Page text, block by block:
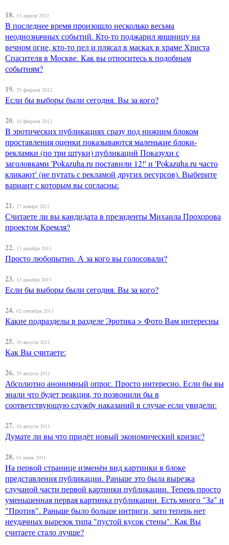
18. 11 апреля 2012
В последнее время произошло несколько весьма
неоднозначных событий. Кто-то поджарил яишницу на
вечном огне, кто-то пел и плясал в масках в храме Христа
Спасителя в Москве. Как вы относитесь к подобным
событиям?
19. 29 февраля 2012
Если бы выборы были сегодня. Вы за кого?
20. 10 февраля 2012
В эротических публикациях сразу под нижним блоком
проставления оценки показываются маленькие блоки-
рекламки (по три штуки) публикаций Показухи с
заголовками 'Pokazuha.ru поставили 12!' и 'Pokazuha.ru часто
кликают' (не путать с рекламой других ресурсов). Выберите
вариант с которым вы согласны:
21. 27 января 2012
Считаете ли вы кандидата в президенты Михаила Прохорова
проектом Кремля?
22. 13 декабря 2011
Просто любопытно. А за кого вы голосовали?
23. 13 декабря 2011
Если бы выборы были сегодня. Вы за кого?
24. 02 сентября 2011
Какие подразделы в разделе Эротика > Фото Вам интересны
25. 30 августа 2011
Как Вы считаете:
26. 29 августа 2011
Абсолютно анонимный опрос. Просто интересно. Если бы вы
знали что будет реакция, то позвонили бы в
соответствующую службу наказаний в случае если увидели:
27. 16 августа 2011
Думате ли вы что придёт новый экономический кризис?
28. 03 июня 2011
На первой странице изменён вид картинки в блоке
представления публикации. Раньше это была вырезка
случаной части первой картинки публикации. Теперь просто
уменьшенная первая картинка публикации. Есть много "За" и
"Против". Раньше было больше интриги, зато теперь нет
неудачных вырезок типа "пустой кусок стены". Как Вы
считаете стало лучше?